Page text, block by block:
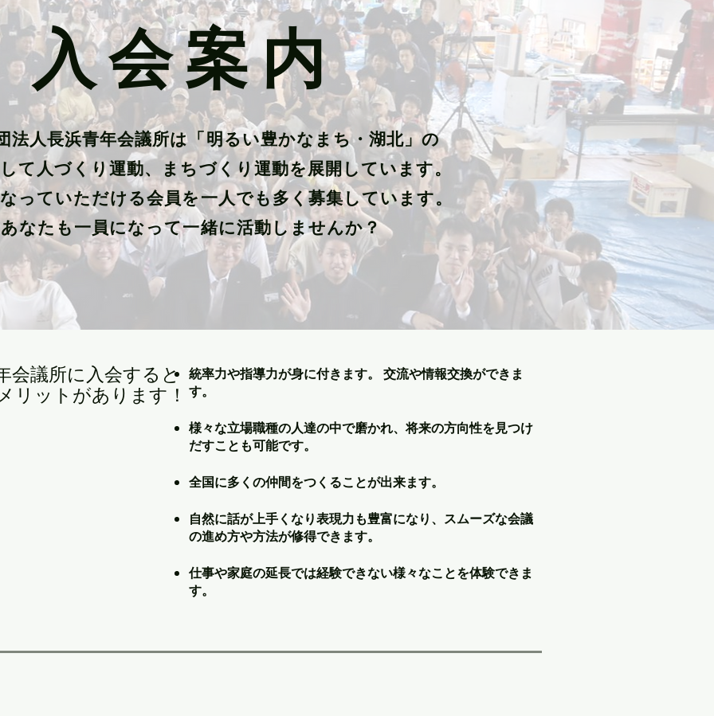
​入 会 案 内
法人長浜青年会議所は「明るい豊かなまち・湖北」の
て人づくり運動、まちづくり運動を展開しています。
っていただける会員を一人でも多く募集しています。
あなたも一員になって一緒に活動しませんか？
会議所に入会すると
リットがあります！
統率力や指導力が身に付きます。 交流や情報交換ができま
す。
様々な立場職種の人達の中で磨かれ、将来の方向性を見つけ
だすことも可能です。
全国に多くの仲間をつくることが出来ます。
自然に話が上手くなり表現力も豊富になり、スムーズな会議
の進め方や方法が修得できます。
仕事や家庭の延長では経験できない様々なことを体験できま
す。